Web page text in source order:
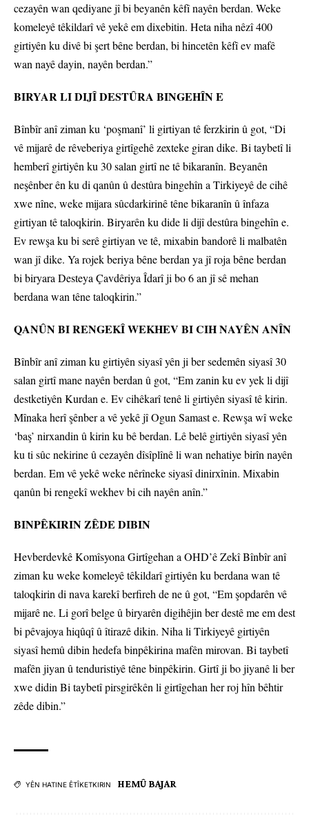
cezayên wan qediyane jî bi beyanên kêfî nayên berdan. Weke
komeleyê têkildarî vê yekê em dixebitin. Heta niha nêzî 400
girtiyên ku divê bi şert bêne berdan, bi hincetên kêfî ev mafê
wan nayê dayin, nayên berdan.”
BIRYAR LI DIJÎ DESTÛRA BINGEHÎN E
Bînbîr anî ziman ku ‘poşmanî’ li girtiyan tê ferzkirin û got, “Di
vê mijarê de rêveberiya girtîgehê zexteke giran dike. Bi taybetî li
hemberî girtiyên ku 30 salan girtî ne tê bikaranîn. Beyanên
neşênber ên ku di qanûn û destûra bingehîn a Tirkiyeyê de cihê
xwe nîne, weke mijara sûcdarkirinê têne bikaranîn û înfaza
girtiyan tê taloqkirin. Biryarên ku dide li dijî destûra bingehîn e.
Ev rewşa ku bi serê girtiyan ve tê, mixabin bandorê li malbatên
wan jî dike. Ya rojek beriya bêne berdan ya jî roja bêne berdan
bi biryara Desteya Çavdêriya Îdarî ji bo 6 an jî sê mehan
berdana wan têne taloqkirin.”
QANÛN BI RENGEKÎ WEKHEV BI CIH NAYÊN ANÎN
Bînbîr anî ziman ku girtiyên siyasî yên ji ber sedemên siyasî 30
salan girtî mane nayên berdan û got, “Em zanin ku ev yek li dijî
destketiyên Kurdan e. Ev cihêkarî tenê li girtiyên siyasî tê kirin.
Mînaka herî şênber a vê yekê jî Ogun Samast e. Rewşa wî weke
‘baş’ nirxandin û kirin ku bê berdan. Lê belê girtiyên siyasî yên
ku ti sûc nekirine û cezayên dîsîplînê li wan nehatiye birîn nayên
berdan. Em vê yekê weke nêrîneke siyasî dinirxînin. Mixabin
qanûn bi rengekî wekhev bi cih nayên anîn.”
BINPÊKIRIN ZÊDE DIBIN
Hevberdevkê Komîsyona Girtîgehan a OHD’ê Zekî Bînbîr anî
ziman ku weke komeleyê têkildarî girtiyên ku berdana wan tê
taloqkirin di nava karekî berfireh de ne û got, “Em şopdarên vê
mijarê ne. Li gorî belge û biryarên digihêjin ber destê me em dest
bi pêvajoya hiqûqî û îtirazê dikin. Niha li Tirkiyeyê girtiyên
siyasî hemû dibin hedefa binpêkirina mafên mirovan. Bi taybetî
mafên jiyan û tenduristiyê têne binpêkirin. Girtî ji bo jiyanê li ber
xwe didin Bi taybetî pirsgirêkên li girtîgehan her roj hîn bêhtir
zêde dibin.”
YÊN HATINE ÊTÎKETKIRIN HEMÛ BAJAR